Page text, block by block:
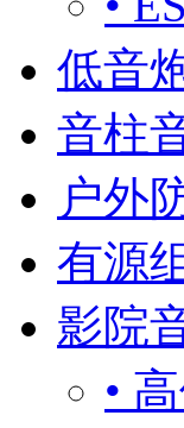
低音
音柱
户外
有源
影院
•